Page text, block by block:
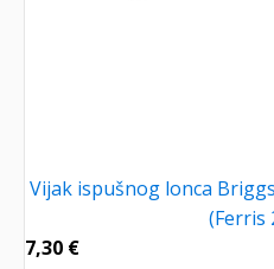
Vijak ispušnog lonca
(Ferris
7,30 €